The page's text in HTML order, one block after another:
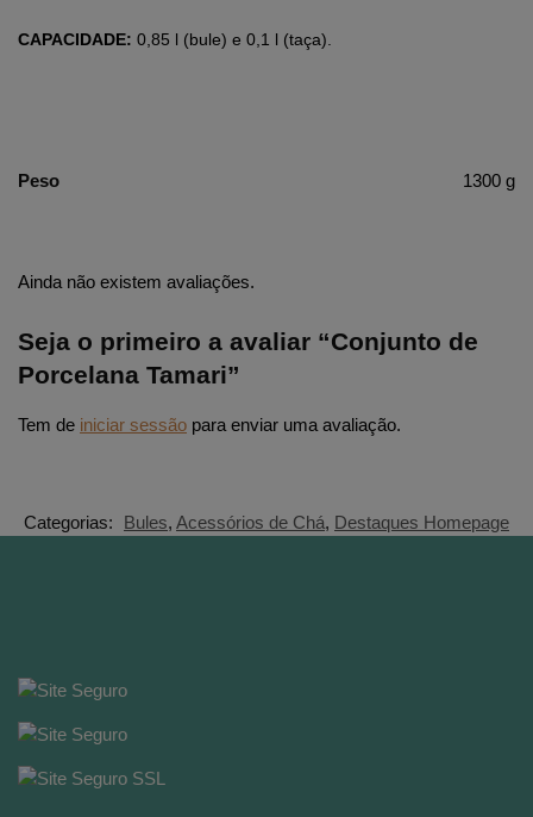
CAPACIDADE: 0,85 l (bule) e 0,1 l (taça).
Peso 1300 g
Ainda não existem avaliações.
Seja o primeiro a avaliar “Conjunto de
Porcelana Tamari”
Tem de iniciar sessão para enviar uma avaliação.
Categorias: Bules, Acessórios de Chá, Destaques Homepage